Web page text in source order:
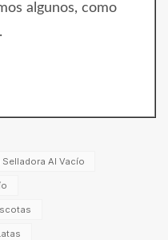
algunos, como
Selladora Al Vacío